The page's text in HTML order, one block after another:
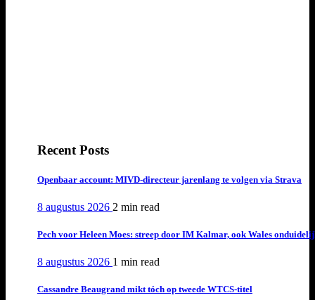
Recent Posts
Openbaar account: MIVD-directeur jarenlang te volgen via Strava
8 augustus 2026 2 min read
Pech voor Heleen Moes: streep door IM Kalmar, ook Wales
8 augustus 2026 1 min read
Cassandre Beaugrand mikt tóch op tweede WTCS-titel